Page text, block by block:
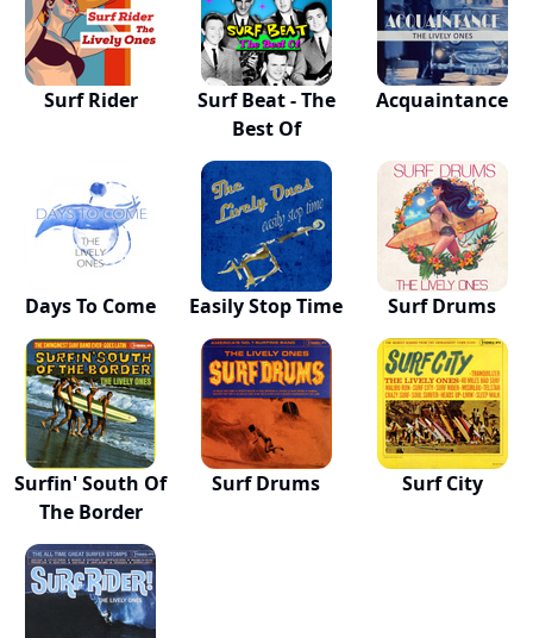
Surf Rider
Surf Beat - The
Best Of
Acquaintance
Days To Come Easily Stop Time Surf Drums
Surfin' South Of
The Border
Surf Drums Surf City